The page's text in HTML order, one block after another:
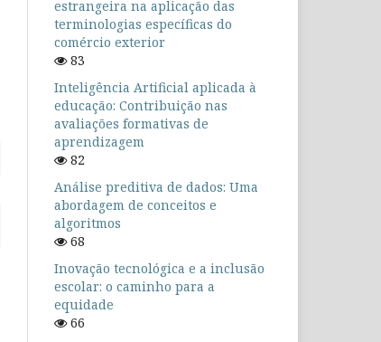
estrangeira na aplicação das
terminologias específicas do
comércio exterior
83
Inteligência Artificial aplicada à
educação: Contribuição nas
avaliações formativas de
aprendizagem
82
Análise preditiva de dados: Uma
abordagem de conceitos e
algoritmos
68
Inovação tecnológica e a inclusão
escolar: o caminho para a
equidade
66